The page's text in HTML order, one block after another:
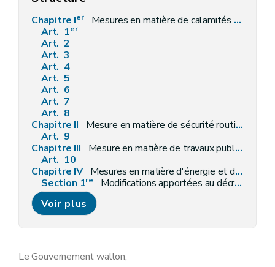
Chapitre Ier
Mesures en matière de calamités naturelles
Art. 1er
Art. 2
Art. 3
Art. 4
Art. 5
Art. 6
Art. 7
Art. 8
Chapitre II
Mesure en matière de sécurité routière
Art. 9
Chapitre III
Mesure en matière de travaux publics
Art. 10
Chapitre IV Mesures en matière d'énergie et de logement
Section 1re
Modifications apportées au décret du 12 avril 2001 relatif à l'organisation du marché régional de l'électricité
Art. 11
Section 2
Modifications aux dispositions du Code des impôts sur les revenus
Art. 12
Art. 15
Voir plus
Le Gouvernement wallon,